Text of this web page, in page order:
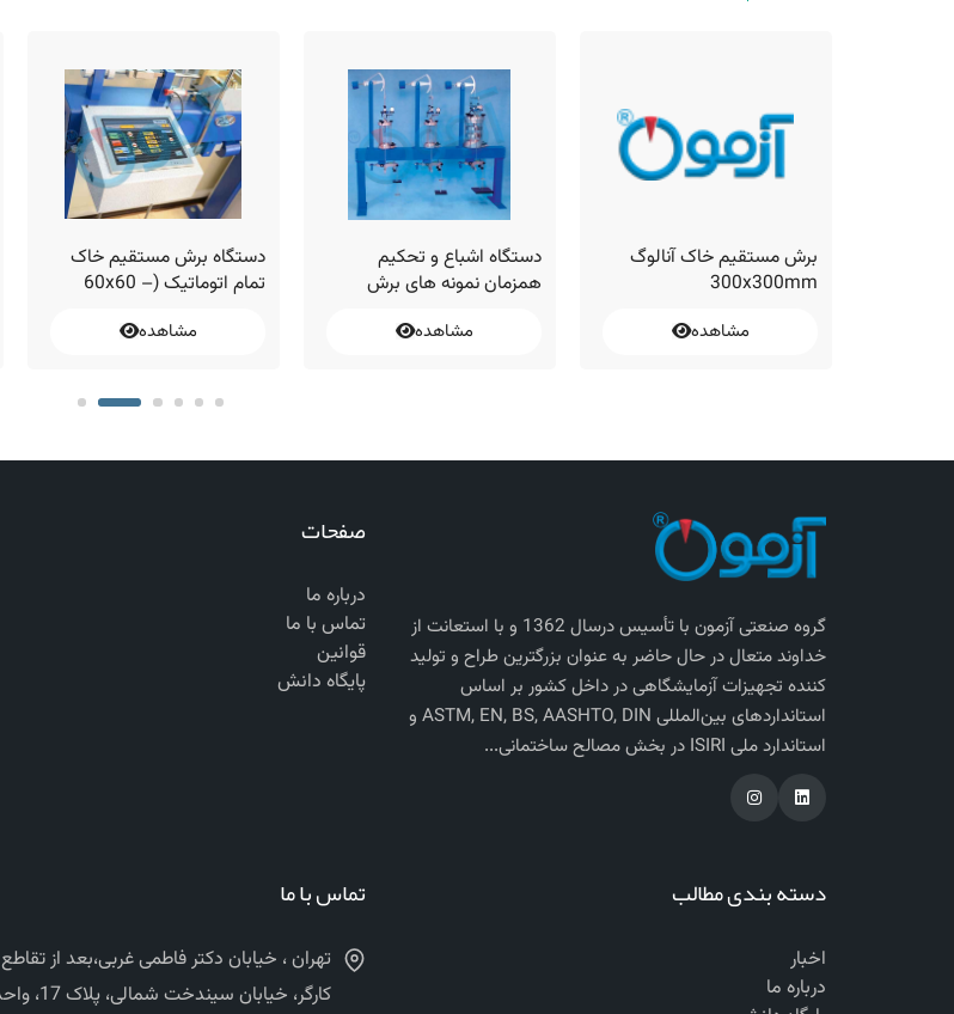
دستگاه برش مستقیم خاک
تمام اتوماتیک (60x60 –
مشاهده
دستگاه اشباع و تحکیم
همزمان نمونه های برش
مشاهده
برش مستقیم خاک آنالوگ
300x300mm
مشاهده
گروه صنعتی آزمون با تأسیس درسال 1362 و با استعانت از
خداوند متعال در حال حاضر به عنوان بزرگترین طراح و تولید
کننده تجهیزات آزمایشگاهی در داخل کشور بر اساس
استاندارد‌های بین‌المللی ASTM, EN, BS, AASHTO, DIN و
استاندارد ملی ISIRI در بخش مصالح ساختمانی...
صفحات
درباره ما
تماس با ما
قوانین
پایگاه دانش
دسته بندی مطالب
اخبار
درباره ما
تماس با ما
تهران ، خیابان دکتر فاطمی غربی،بعد از تقاطع